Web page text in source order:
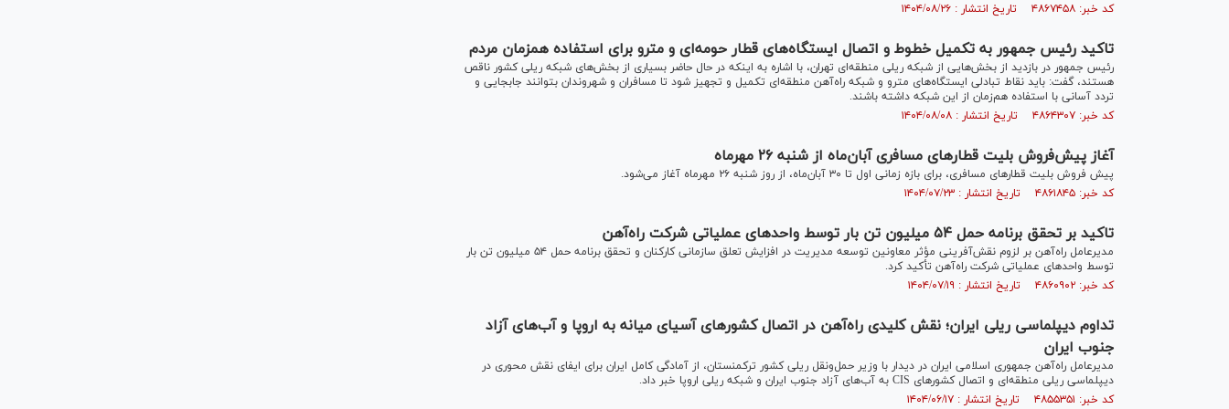
کد خبر: ۴۸۶۷۴۵۸ تاریخ انتشار : ۱۴۰۴/۰۸/۲۶
تاکید رئیس جمهور به تکمیل خطوط و اتصال ایستگاه‌های قطار حومه‌ای و مترو برای استفاده همزمان مردم
رئیس جمهور در بازدید از بخش‌هایی از شبکه ریلی منطقه‌ای تهران، با اشاره به اینکه در حال حاضر بسیاری از بخش‌های شبکه ریلی کشور ناقص
هستند، گفت: باید نقاط تبادلی ایستگاه‌های مترو و شبکه راه‌آهن منطقه‌ای تکمیل و تجهیز شود تا مسافران و شهروندان بتوانند جابجایی و
تردد آسانی با استفاده هم‌زمان از این شبکه داشته باشند.
کد خبر: ۴۸۶۴۳۰۷ تاریخ انتشار : ۱۴۰۴/۰۸/۰۸
آغاز پیش‌فروش بلیت قطار‌های مسافری آبان‌ماه از شنبه ۲۶ مهرماه
پیش فروش بلیت‌ قطارهای مسافری، برای بازه زمانی اول تا ۳۰ آبان‌ماه، از روز شنبه ۲۶ مهرماه آغاز می‌شود.
کد خبر: ۴۸۶۱۸۴۵ تاریخ انتشار : ۱۴۰۴/۰۷/۲۳
تاکید بر تحقق برنامه حمل ۵۴ میلیون تن بار توسط واحد‌های عملیاتی شرکت راه‌آهن
مدیرعامل راه‌آهن بر لزوم نقش‌آفرینی مؤثر معاونین توسعه مدیریت در افزایش تعلق سازمانی کارکنان و تحقق برنامه حمل ۵۴ میلیون تن بار
توسط واحد‌های عملیاتی شرکت راه‌آهن تأکید کرد.
کد خبر: ۴۸۶۰۹۰۲ تاریخ انتشار : ۱۴۰۴/۰۷/۱۹
تداوم دیپلماسی ریلی ایران؛ نقش کلیدی راه‌آهن در اتصال کشور‌های آسیای میانه به اروپا و آب‌های آزاد
جنوب ایران
مدیرعامل راه‌آهن جمهوری اسلامی ایران در دیدار با وزیر حمل‌ونقل ریلی کشور ترکمنستان، از آمادگی کامل ایران برای ایفای نقش محوری در
دیپلماسی ریلی منطقه‌ای و اتصال کشور‌های CIS به آب‌های آزاد جنوب ایران و شبکه ریلی اروپا خبر داد.
کد خبر: ۴۸۵۵۳۵۱ تاریخ انتشار : ۱۴۰۴/۰۶/۱۷